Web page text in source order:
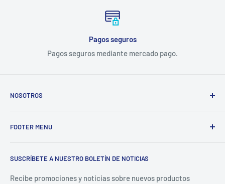
Pagos seguros
Pagos seguros mediante mercado pago.
NOSOTROS
de ofrecer refacciones para aparatos electrodomésticos y
restaurantera e industrial.
FOOTER MENU
Catálogo
La Empresa
SUSCRÍBETE A NUESTRO BOLETÍN DE NOTICIAS
Recibe promociones y noticias sobre nuevos productos